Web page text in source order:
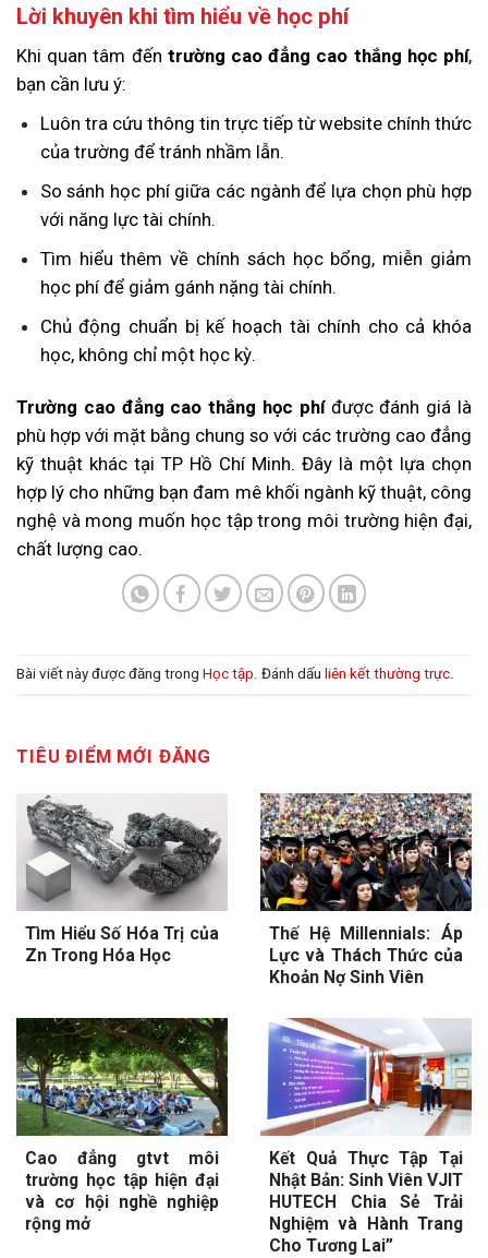
Lời khuyên khi tìm hiểu về học phí
Khi quan tâm đến trường cao đẳng cao thắng học phí,
bạn cần lưu ý:
Luôn tra cứu thông tin trực tiếp từ website chính thức
của trường để tránh nhầm lẫn.
So sánh học phí giữa các ngành để lựa chọn phù hợp
với năng lực tài chính.
Tìm hiểu thêm về chính sách học bổng, miễn giảm
học phí để giảm gánh nặng tài chính.
Chủ động chuẩn bị kế hoạch tài chính cho cả khóa
học, không chỉ một học kỳ.
Trường cao đẳng cao thắng học phíđược đánh giá là
phù hợp với mặt bằng chung so với các trường cao đẳng
kỹ thuật khác tại TP Hồ Chí Minh. Đây là một lựa chọn
hợp lý cho những bạn đam mê khối ngành kỹ thuật, công
nghệ và mong muốn học tập trong môi trường hiện đại,
chất lượng cao.
Bài viết này được đăng trong Học tập. Đánh dấu liên kết thường trực.
TIÊU ĐIỂM MỚI ĐĂNG
Tìm Hiểu Số Hóa Trị của
Zn Trong Hóa Học
Thế Hệ Millennials: Áp
Lực và Thách Thức của
Khoản Nợ Sinh Viên
Cao đẳng gtvt môi
trường học tập hiện đại
và cơ hội nghề nghiệp
rộng mở
Kết Quả Thực Tập Tại
Nhật Bản: Sinh Viên VJIT
HUTECH Chia Sẻ Trải
Nghiệm và Hành Trang
Cho Tương Lai”